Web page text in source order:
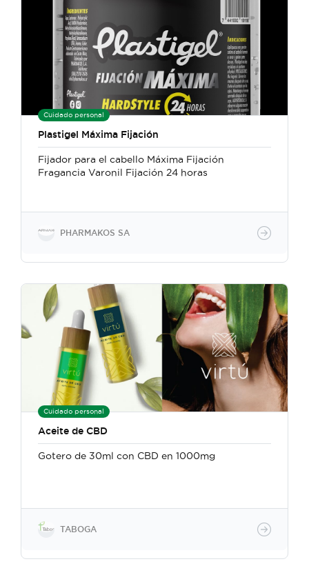
Cuidado personal
Plastigel Máxima Fijación
Fijador para el cabello Máxima Fijación
Fragancia Varonil Fijación 24 horas
PHARMAKOS SA
Cuidado personal
Aceite de CBD
Gotero de 30ml con CBD en 1000mg
TABOGA